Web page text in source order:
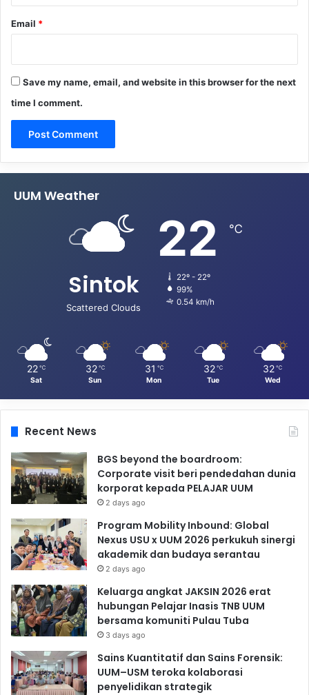
Email *
Save my name, email, and website in this browser for the next
time I comment.
UUM Weather
Sintok
Scattered Clouds
22 ℃
22º - 22º
99%
0.54 km/h
22 ℃
Sat
32 ℃
Sun
31 ℃
Mon
32 ℃
Tue
32 ℃
Wed
Recent News
BGS beyond the boardroom:
Corporate visit beri pendedahan dunia
korporat kepada PELAJAR UUM
2 days ago
Program Mobility Inbound: Global
Nexus USU x UUM 2026 perkukuh sinergi
akademik dan budaya serantau
2 days ago
Keluarga angkat JAKSIN 2026 erat
hubungan Pelajar Inasis TNB UUM
bersama komuniti Pulau Tuba
3 days ago
Sains Kuantitatif dan Sains Forensik:
UUM–USM teroka kolaborasi
penyelidikan strategik